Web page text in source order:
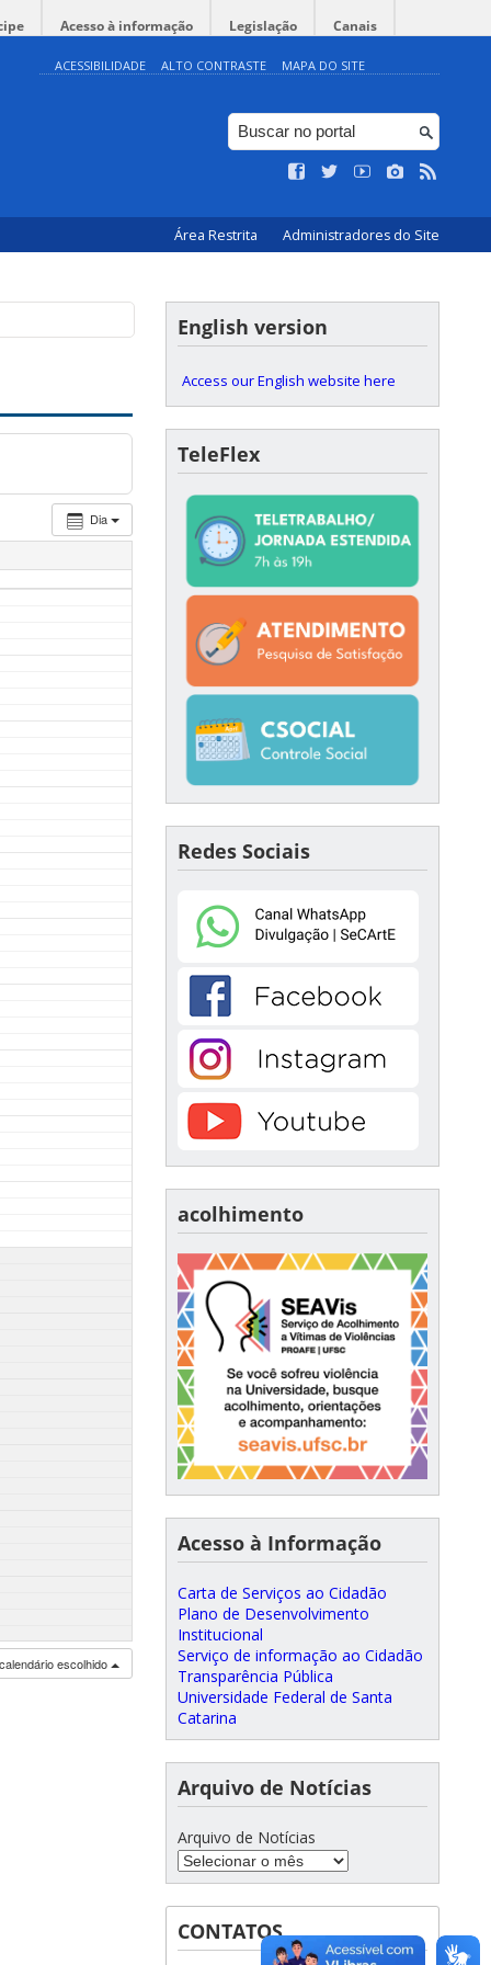
Acesso à informação Legislação Canais
ACESSIBILIDADE ALTO CONTRASTE MAPA DO SITE
Área Restrita Administradores do Site
Dia
escolhido
English version
Access our English website here
TeleFlex
Redes Sociais
acolhimento
Acesso à Informação
Carta de Serviços ao Cidadão
Plano de Desenvolvimento
Institucional
Serviço de informação ao Cidadão
Transparência Pública
Universidade Federal de Santa
Catarina
Arquivo de Notícias
Arquivo de Notícias
CONTATOS